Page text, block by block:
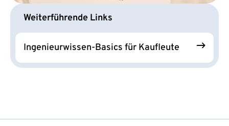
Weiterführende Links
Ingenieurwissen-Basics für Kaufleute